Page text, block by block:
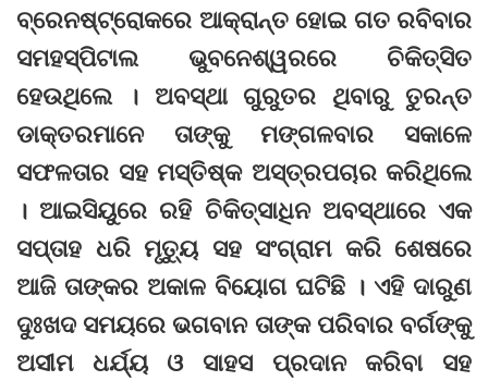
ବ୍ରେନଷ୍ଟ୍ରୋକରେ ଆକ୍ରାନ୍ତ ହୋଇ ଗତ ରବିବାର
ସମହସ୍ପିଟାଲ ଭୁବନେଶ୍ୱରରେ ଚିକିତ୍ସିତ
ହେଉଥିଲେ । ଅବସ୍ଥା ଗୁରୁତର ଥିବାରୁ ତୁରନ୍ତ
ଡାକ୍ତରମାନେ ତାଙ୍କୁ ମଙ୍ଗଳବାର ସକାଳେ
ସଫଳତାର ସହ ମସ୍ତିଷ୍କ ଅସ୍ତ୍ରପଚାର କରିଥିଲେ
। ଆଇସିୟୁରେ ରହି ଚିକିତ୍ସାଧିନ ଅବସ୍ଥାରେ ଏକ
ସପ୍ତାହ ଧରି ମୃତ୍ୟୁ ସହ ସଂଗ୍ରାମ କରି ଶେଷରେ
ଆଜି ତାଙ୍କର ଅକାଳ ବିୟୋଗ ଘଟିଛି । ଏହି ଦାରୁଣ
ଦୁଃଖଦ ସମୟରେ ଭଗବାନ ତାଙ୍କ ପରିବାର ବର୍ଗଙ୍କୁ
ଅସୀମ ଧର୍ଯ୍ୟ ଓ ସାହସ ପ୍ରଦାନ କରିବା ସହ